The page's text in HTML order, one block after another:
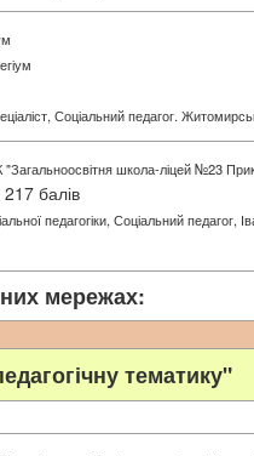
Соціальний педагог.
школа-ліцей №23
балів
педагогіки, Соціальний
мережах:
тематику"